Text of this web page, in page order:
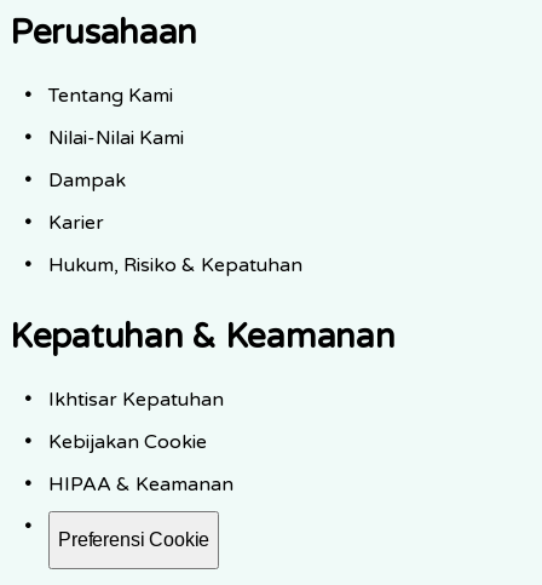
Perusahaan
Tentang Kami
Nilai-Nilai Kami
Dampak
Karier
Hukum, Risiko & Kepatuhan
Kepatuhan & Keamanan
Ikhtisar Kepatuhan
Kebijakan Cookie
HIPAA & Keamanan
Preferensi Cookie